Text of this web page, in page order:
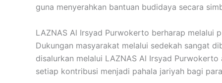
guna menyerahkan bantuan budidaya secara
LAZNAS Al Irsyad Purwokerto berharap melalui
Dukungan masyarakat melalui sedekah sangat
disalurkan melalui LAZNAS Al Irsyad
setiap kontribusi menjadi pahala jariyah bagi